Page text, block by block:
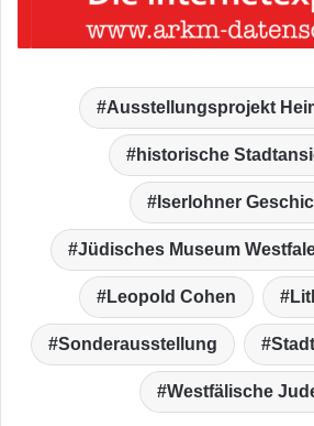
Ausstellungsprojekt
historische
Iserlohner
Jüdisches Museum
Leopold Cohen
Sonderausstellung
Westfälische